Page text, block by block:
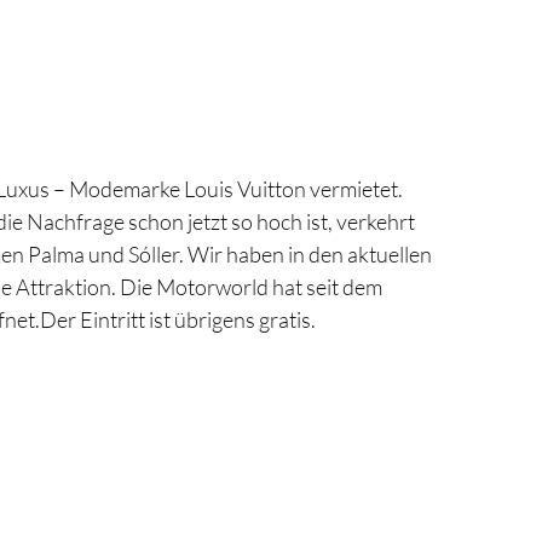
– Modemarke Louis Vuitton vermietet.
Nachfrage schon jetzt so hoch ist, verkehrt
Palma und Sóller. Wir haben in den aktuellen
Attraktion. Die Motorworld hat seit dem
Eintritt ist übrigens gratis.